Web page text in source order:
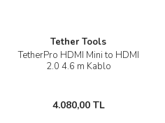
Tether Tools
TetherPro HDMI Mini to HDMI
2.0 4.6 m Kablo
4.080,00 TL